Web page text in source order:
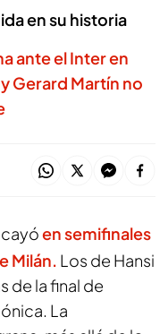
en su historia
ante el Inter en
Gerard Martín no
en semifinales
Milán. Los de Hansi
de la final de
La